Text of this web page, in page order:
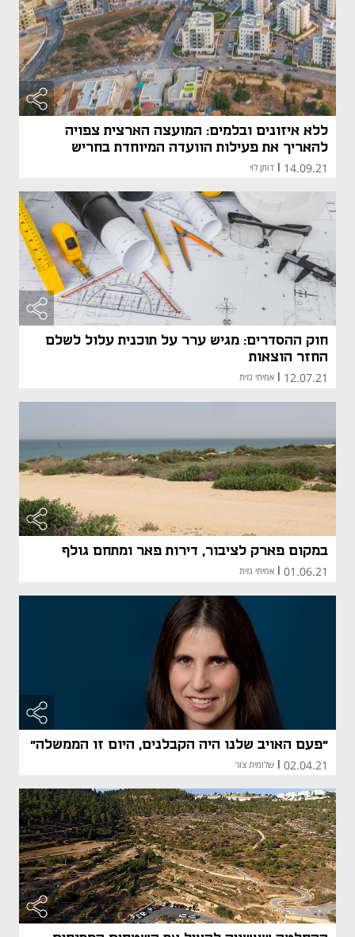
ללא איזונים ובלמים: המועצה הארצית צפויה
להאריך את פעילות הוועדה המיוחדת בחריש
14.09.21
| דותן לוי
חוק ההסדרים: מגיש ערר על תוכנית עלול לשלם
החזר הוצאות
12.07.21 אמיתי גזית
במקום פארק לציבור, דירות פאר ומתחם גולף
01.06.21 אמיתי גזית
"פעם האויב שלנו היה הקבלנים, היום זו הממשלה"
02.04.21 שלומית צור